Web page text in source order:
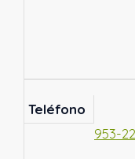
Teléfono
953-